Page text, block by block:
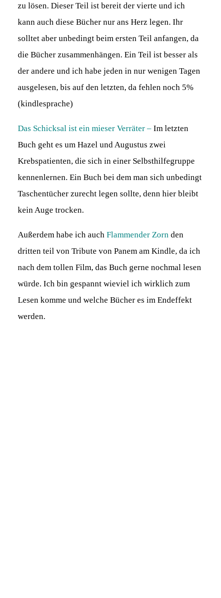
zu lösen. Dieser Teil ist bereit der vierte und ich
kann auch diese Bücher nur ans Herz legen. Ihr
solltet aber unbedingt beim ersten Teil anfangen, da
die Bücher zusammenhängen. Ein Teil ist besser als
der andere und ich habe jeden in nur wenigen Tagen
ausgelesen, bis auf den letzten, da fehlen noch 5%
(kindlesprache)
Das Schicksal ist ein mieser Verräter –Im letzten
Buch geht es um Hazel und Augustus zwei
Krebspatienten, die sich in einer Selbsthilfegruppe
kennenlernen. Ein Buch bei dem man sich unbedingt
Taschentücher zurecht legen sollte, denn hier bleibt
kein Auge trocken.
Außerdem habe ich auch Flammender Zorn den
dritten teil von Tribute von Panem am Kindle, da ich
nach dem tollen Film, das Buch gerne nochmal lesen
würde. Ich bin gespannt wieviel ich wirklich zum
Lesen komme und welche Bücher es im Endeffekt
werden.